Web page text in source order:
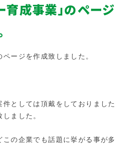
育成事業」のページ
ージを作成致しました。
としては頂戴をしておりました
ました。
の企業でも話題に挙がる事が多